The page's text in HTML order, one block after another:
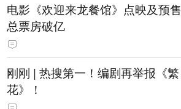
电影《欢迎来龙餐馆》点映及预售
总票房破亿
刚刚 | 热搜第一！编剧再举报《繁
花》！